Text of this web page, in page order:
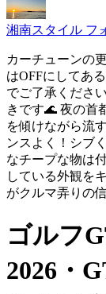
湘南スタイル フ
カーチューンの
はOFFにしてあ
でご了承くださ
きです🌊 夜の首
を傾けながら流
ンスよく！シブ
なチープな物は
している外観を
がクルマ弄りの
ゴルフ
2026・